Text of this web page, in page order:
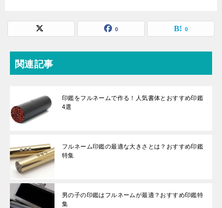
0 0
関連記事
印鑑をフルネームで作る！人気書体とおすすめ印鑑
4選
フルネーム印鑑の最適な大きさとは？おすすめ印鑑
特集
男の子の印鑑はフルネームが最適？おすすめ印鑑特
集